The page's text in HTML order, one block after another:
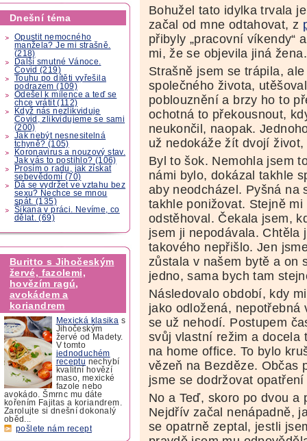
Dnešní téma
Opustit nemocného
manžela? Je mi strašně.
(218)
Další smutné Vánoce.
Covid (219)
Touhu po dítěti vyřešila
podrazem (109)
Odešel k milence a teď se
chce vrátit (112)
Když nás nezlikviduje
Covid, zlikvidujeme se sami
(200)
Jak nebýt nesnesitelná
tchyně? (105)
Koronavirus a nouzový stav.
Jak vás to postihlo? (106)
Prosím o radu, jak získat
sebevědomí (70)
Dá se vydržet ve vztahu bez
sexu? Nechce se mnou
spát. (135)
Šikana v práci. Nevíme, co
dělat. (69)
Buritto s Jihočeským
žervé, fazolemi,
hovězím ragú,
avokádem a
koriandrem
Mexická klasika s
Jihočeským
žervé od Madety.
V tomto
jednoduchém
receptu nechybí
kvalitní hovězí
maso, mexické
fazole nebo
avokádo. Šmrnc mu dáte
kořením Fajitas a koriandrem.
Zarolujte si dnešní dokonalý
oběd...
pošlete nám recept
Bohužel tato idylka trvala
začal od mne odtahovat, z
přibyly „pracovní víkendy“
mi, že se objevila jiná žena.
Strašně jsem se trápila,
společného života,
poblouznění a brzy ho to
ochotná to překousnout,
neukončil, naopak.
už nedokáže žít dvojí
Byl to šok. Nemohla jsem
námi bylo, dokázal takhle
aby neodcházel. Pyšná na
takhle ponižovat. Stejně
odstěhoval. Čekala jsem,
jsem ji nepodávala. Chtěla
takového nepřišlo. Jen
zůstala v našem bytě a on
jedno, sama bych tam
Následovalo období, kdy
jako odložená,
se už nehodí. Postupem
svůj vlastní režim a docela
na home office. To bylo
vězeň na Bezděze. Občas
jsme se dodržovat
No a Teď, skoro po dvou a
Nejdřív začal nenápadně,
se opatrně zeptal, jestli